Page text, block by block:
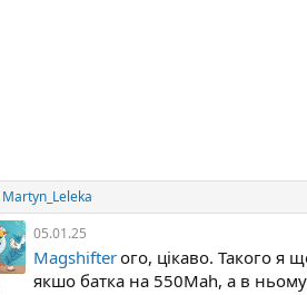
Martyn_Leleka
05.01.25
Magshifterого, цікаво. Такого я
якшо батка на 550Mah, а в